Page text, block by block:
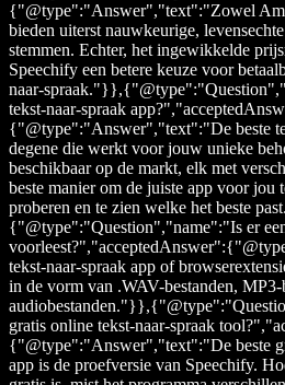
{"@type":"Answer","text":"Zowel
bieden uiterst nauwkeurige,
stemmen. Echter, het ingewikkelde
Speechify een betere keuze voor
naar-
tekst-naar-spraak
{"@type":"Answer","text":"De beste
degene die werkt voor jouw unieke
beschikbaar op de markt, elk met
beste manier om de juiste app voor jou
proberen en te zien welke het beste
{"@type":"Question","name":"Is er
tekst-naar-spraak app of
in de vorm van .WAV-bestanden, MP3-
gratis online tekst-naar-spraak
{"@type":"Answer","text":"De beste
app is de proefversie van Speechify.